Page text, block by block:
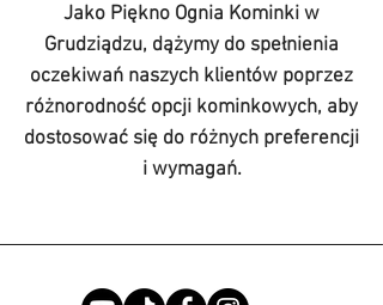
Jako Piękno Ognia Kominki w
Grudziądzu, dążymy do spełnienia
oczekiwań naszych klientów poprzez
różnorodność opcji kominkowych, aby
dostosować się do różnych preferencji
i wymagań.